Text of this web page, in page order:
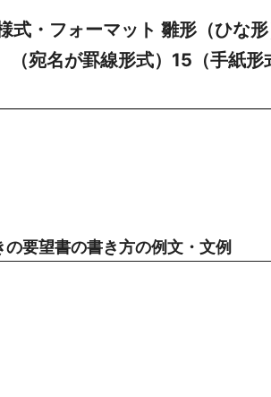
式・フォーマット 雛形（ひな
（宛名が罫線形式）15（手紙形
要望書の書き方の例文・文例